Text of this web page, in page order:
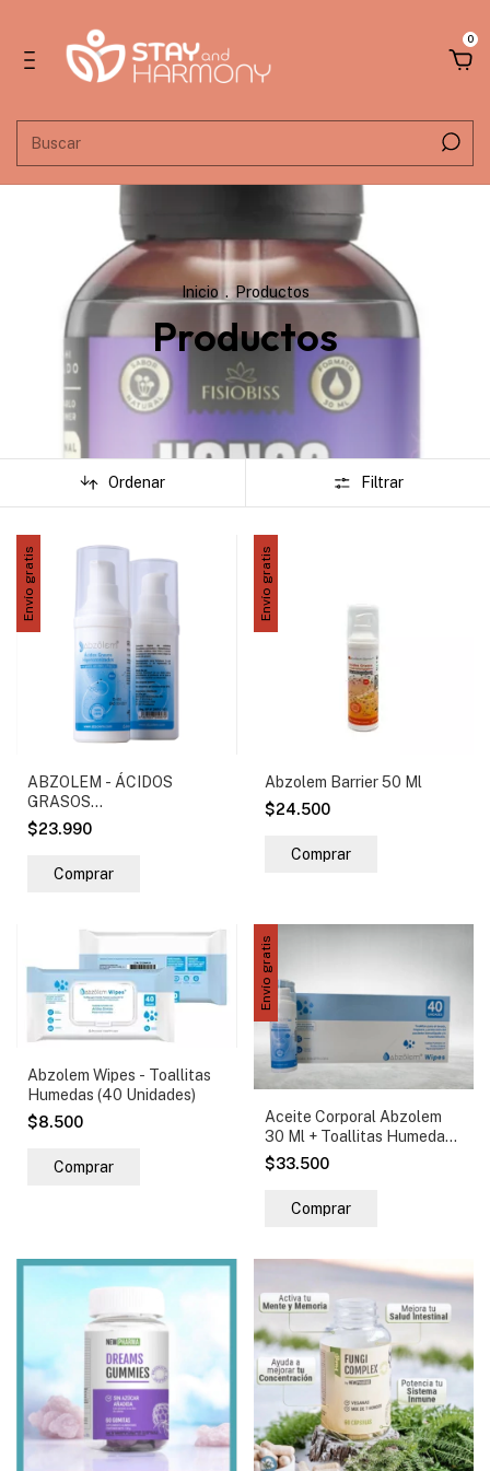
0
Inicio . Productos
Productos
Ordenar Filtrar
Envío gratis
ABZOLEM - ÁCIDOS
GRASOS
HIPEROZONIZADOS // 30
Ml Cicatrizante Para Pieles
$23.990
Envío gratis
Abzolem Barrier 50 Ml
$24.500
Abzolem Wipes - Toallitas
Humedas (40 Unidades)
$8.500
Envío gratis
Aceite Corporal Abzolem
30 Ml + Toallitas Humedas
40 Uni Neutra
$33.500